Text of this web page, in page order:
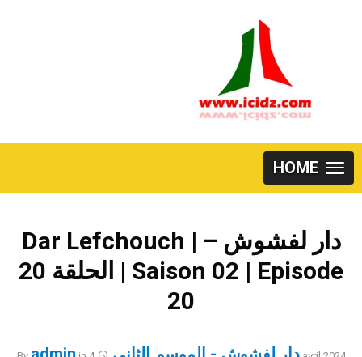
HOME
Dar Lefchouch | دار لفشوش –
الحلقة 20 | Saison 02 | Episode
20